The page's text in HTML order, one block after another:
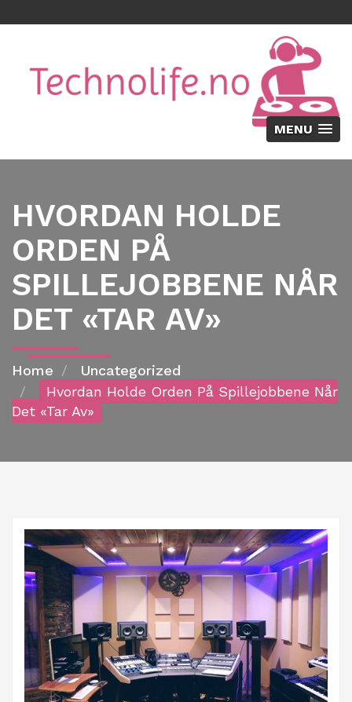
MENU
HVORDAN HOLDE
ORDEN PÅ
SPILLEJOBBENE NÅR
DET «TAR AV»
Home
Uncategorized
Hvordan Holde Orden På Spillejobbene Når
Det «tar Av»